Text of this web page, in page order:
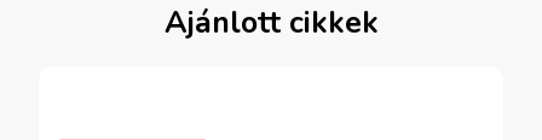
Ajánlott cikkek